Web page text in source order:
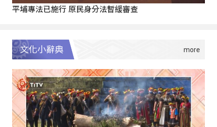
平埔專法已施行 原民身分法暫緩審查
文化小辭典